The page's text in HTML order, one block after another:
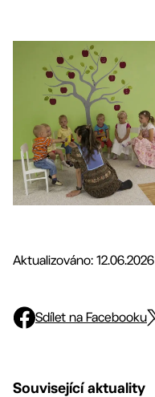
Aktualizováno: 12.06.2026
Sdílet na Facebooku
Související aktuality